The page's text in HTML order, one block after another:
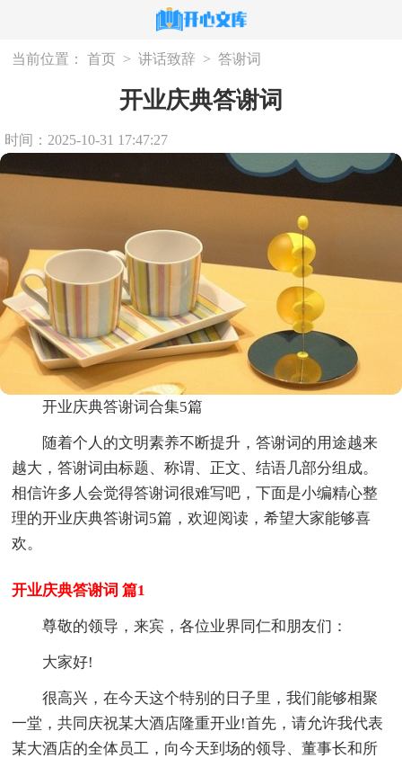
当前位置： 首页 > 讲话致辞 > 答谢词
开业庆典答谢词
时间：2025-10-31 17:47:27
开业庆典答谢词合集5篇
随着个人的文明素养不断提升，答谢词的用途越来
越大，答谢词由标题、称谓、正文、结语几部分组成。
相信许多人会觉得答谢词很难写吧，下面是小编精心整
理的开业庆典答谢词5篇，欢迎阅读，希望大家能够喜
欢。
开业庆典答谢词 篇1
尊敬的领导，来宾，各位业界同仁和朋友们：
大家好!
很高兴，在今天这个特别的日子里，我们能够相聚
一堂，共同庆祝某大酒店隆重开业!首先，请允许我代表
某大酒店的全体员工，向今天到场的领导、董事长和所